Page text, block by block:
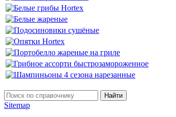
Найти
Sitemap